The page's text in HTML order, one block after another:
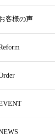
客様の声